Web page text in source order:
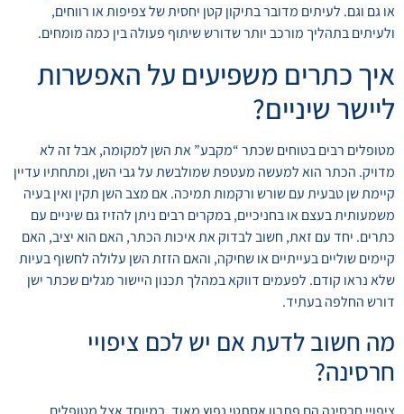
או גם וגם. לעיתים מדובר בתיקון קטן יחסית של צפיפות או רווחים,
ולעיתים בתהליך מורכב יותר שדורש שיתוף פעולה בין כמה מומחים.
איך כתרים משפיעים על האפשרות
ליישר שיניים?
מטופלים רבים בטוחים שכתר “מקבע” את השן למקומה, אבל זה לא
מדויק. הכתר הוא למעשה מעטפת שמולבשת על גבי השן, ומתחתיו עדיין
קיימת שן טבעית עם שורש ורקמות תמיכה. אם מצב השן תקין ואין בעיה
משמעותית בעצם או בחניכיים, במקרים רבים ניתן להזיז גם שיניים עם
כתרים. יחד עם זאת, חשוב לבדוק את איכות הכתר, האם הוא יציב, האם
קיימים שוליים בעייתיים או שחיקה, והאם הזזת השן עלולה לחשוף בעיות
שלא נראו קודם. לפעמים דווקא במהלך תכנון היישור מגלים שכתר ישן
דורש החלפה בעתיד.
מה חשוב לדעת אם יש לכם ציפויי
חרסינה?